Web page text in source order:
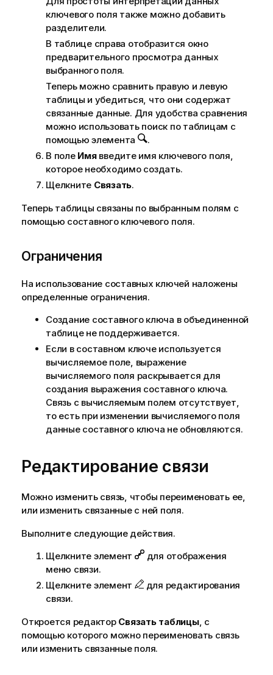
ключевого поля также можно добавить
разделители.
В таблице справа отобразится окно
предварительного просмотра данных
выбранного поля.
Теперь можно сравнить правую и левую
таблицы и убедиться, что они содержат
связанные данные. Для удобства сравнения
можно использовать поиск по таблицам с
помощью элемента
.
В поле Имявведите имя ключевого поля,
которое необходимо создать.
Щелкните Связать.
Теперь таблицы связаны по выбранным полям с
помощью составного ключевого поля.
Ограничения
На использование составных ключей наложены
определенные ограничения.
Создание составного ключа в объединенной
таблице не поддерживается.
Если в составном ключе используется
вычисляемое поле, выражение
вычисляемого поля раскрывается для
создания выражения составного ключа.
Связь с вычисляемым полем отсутствует,
то есть при изменении вычисляемого поля
данные составного ключа не обновляются.
Редактирование связи
Можно изменить связь, чтобы переименовать ее,
или изменить связанные с ней поля.
Выполните следующие действия.
Щелкните элемент
для отображения
меню связи.
Щелкните элемент
для редактирования
связи.
Откроется редактор Связать таблицы, с
помощью которого можно переименовать связь
или изменить связанные поля.